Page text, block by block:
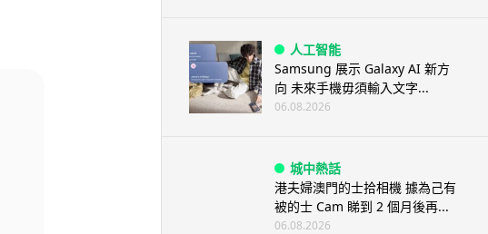
人工智能
Samsung 展示 Galaxy AI 新方
向 未來手機毋須輸入文字...
06.08.2026
城中熱話
港夫婦澳門的士拾相機 據為己有
被的士 Cam 睇到 2 個月後再...
06.08.2026